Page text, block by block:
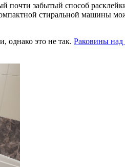
забытый способ
стиральной машины
однако это не так. Раковины